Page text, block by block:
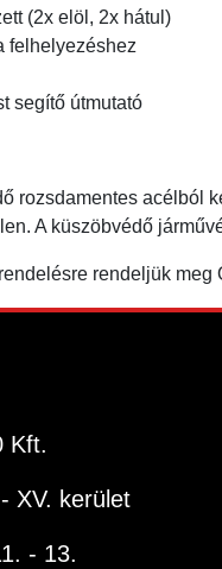
(2x elöl, 2x hátul)
felhelyezéshez
segítő útmutató
rozsdamentes acélból
A küszöbvédő
rendeljük
Kft.
XV. kerület
- 13.